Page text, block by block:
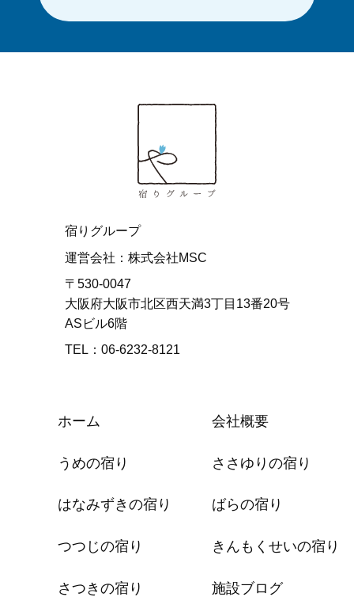
宿りグループ
運営会社：株式会社MSC
〒530-0047
大阪府大阪市北区西天満3丁目13番20号
ASビル6階
TEL：06-6232-8121
ホーム 会社概要
うめの宿り ささゆりの宿り
はなみずきの宿り ばらの宿り
つつじの宿り きんもくせいの宿り
さつきの宿り 施設ブログ